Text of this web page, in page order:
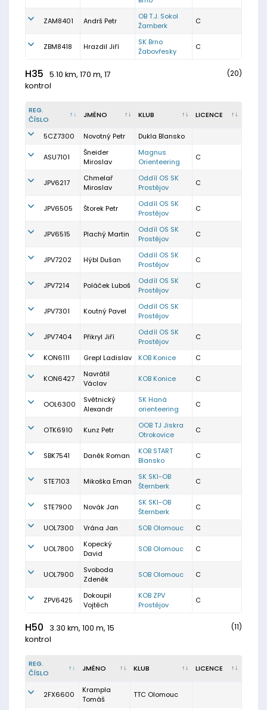
ZAM8401 Andrš Petr
OB T.J. Sokol
Žamberk
C
ZBM8418 Hrazdil Jiří
SK Brno
Žabovřesky
C
H35
5.10 km, 170 m, 17
kontrol
(20)
REG.
ČÍSLO
JMÉNO KLUB LICENCE
5CZ7300 Novotný Petr Dukla Blansko
ASU7101
Šneider
Miroslav
Magnus
Orienteering
C
JPV6217
Chmelař
Miroslav
Oddíl OS SK
Prostějov
C
JPV6505 Štorek Petr
Oddíl OS SK
Prostějov
C
JPV6515 Plachý Martin
Oddíl OS SK
Prostějov
C
JPV7202 Hýbl Dušan
Oddíl OS SK
Prostějov
C
JPV7214 Poláček Luboš
Oddíl OS SK
Prostějov
C
JPV7301 Koutný Pavel
Oddíl OS SK
Prostějov
JPV7404 Přikryl Jiří
Oddíl OS SK
Prostějov
C
KON6111 Grepl Ladislav KOB Konice C
KON6427
Navrátil
Václav
KOB Konice C
OOL6300
Světnický
Alexandr
SK Haná
orienteering
C
OTK6910 Kunz Petr
OOB TJ Jiskra
Otrokovice
C
SBK7541 Daněk Roman
KOB START
Blansko
C
STE7103 Mikoška Eman
SK SKI-OB
Šternberk
C
STE7900 Novák Jan
SK SKI-OB
Šternberk
C
UOL7300 Vrána Jan SOB Olomouc C
UOL7800
Kopecký
David
SOB Olomouc C
UOL7900
Svoboda
Zdeněk
SOB Olomouc C
ZPV6425
Dokoupil
Vojtěch
KOB ZPV
Prostějov
C
H50
3.30 km, 100 m, 15
kontrol
(11)
REG.
ČÍSLO
JMÉNO KLUB LICENCE
2FX6600
Krampla
Tomáš
TTC Olomouc